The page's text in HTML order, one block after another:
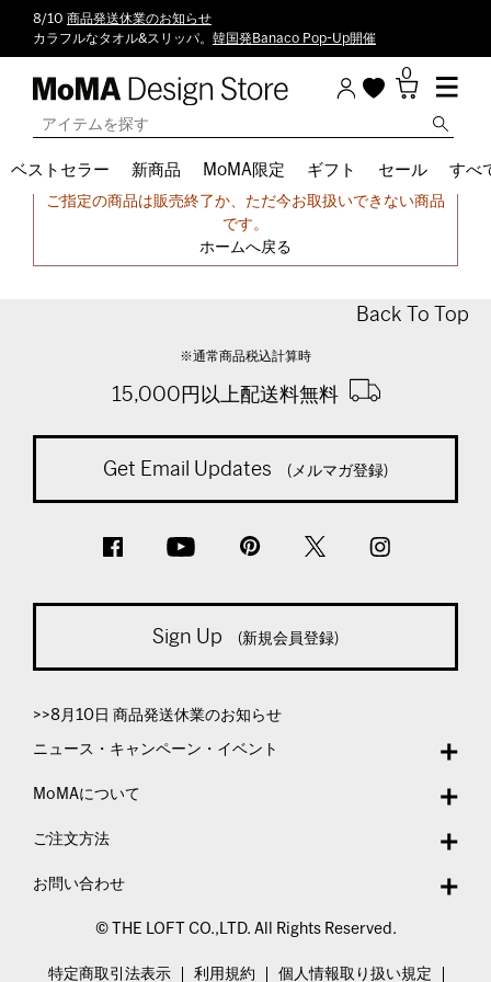
8/10 商品発送休業のお知らせ
カラフルなタオル&スリッパ。 韓国発Banaco Pop-Up開催
0
ベストセラー 新商品 MoMA限定 ギフト セール すべ
申し訳ございません。
ご指定の商品は販売終了か、ただ今お取扱いできない商品
です。
ホームへ戻る
Back To Top
※通常商品税込計算時
15,000円以上配送料無料
Get Email Updates (メルマガ登録)
Sign Up (新規会員登録)
>>8月10日 商品発送休業のお知らせ
ニュース・キャンペーン・イベント
MoMAについて
ご注文方法
お問い合わせ
© THE LOFT CO.,LTD. All Rights Reserved.
特定商取引法表示 利用規約 個人情報取り扱い規定